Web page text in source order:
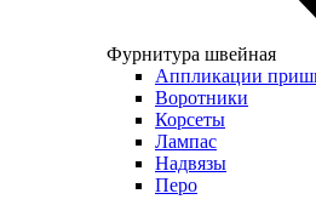
Фурнитура швейная
Аппликации
Воротники
Корсеты
Лампас
Надвязы
Перо